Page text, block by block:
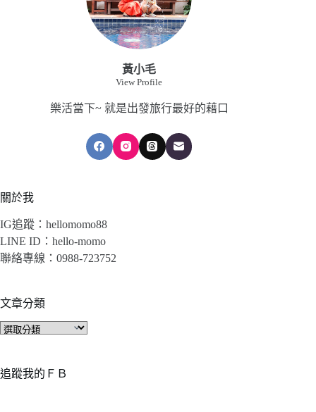
黃小毛
View Profile
樂活當下~ 就是出發旅行最好的藉口
關於我
IG追蹤：hellomomo88
LINE ID：hello-momo
聯絡專線：0988-723752
文章分類
文
類
追蹤我的ＦＢ